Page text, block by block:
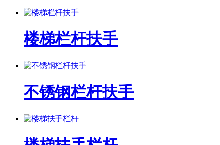
楼梯栏杆扶手
不锈钢栏杆扶手